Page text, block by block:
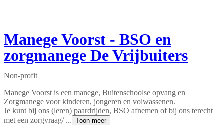
Manege Voorst - BSO en
zorgmanege De Vrijbuiters
Non-profit
Manege Voorst is een manege, Buitenschoolse opvang en
Zorgmanege voor kinderen, jongeren en volwassenen.
Je kunt bij ons (leren) paardrijden, BSO afnemen of bij ons terecht
met een zorgvraag/ ... Toon meer